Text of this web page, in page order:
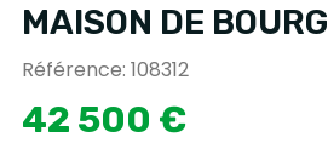
MAISON DE BOURG
Référence: 108312
42 500 €